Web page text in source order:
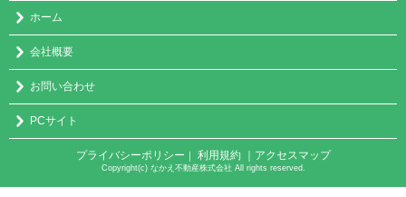
ホーム
会社概要
お問い合わせ
PCサイト
プライバシーポリシー ｜ 利用規約 ｜アクセスマップ
Copyright(c) なかえ不動産株式会社 All rights reserved.